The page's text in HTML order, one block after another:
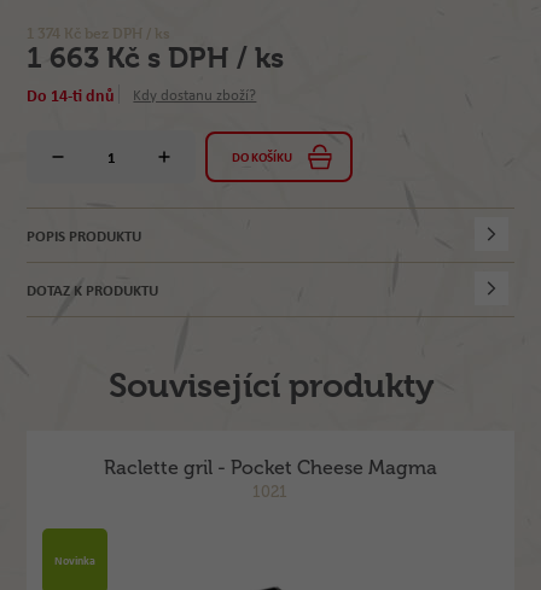
1 374 Kč bez DPH / ks
1 663 Kč s DPH / ks
Do 14-ti dnů Kdy dostanu zboží?
DO KOŠÍKU
POPIS PRODUKTU
DOTAZ K PRODUKTU
Související produkty
Raclette gril - Pocket Cheese Magma
1021
Novinka